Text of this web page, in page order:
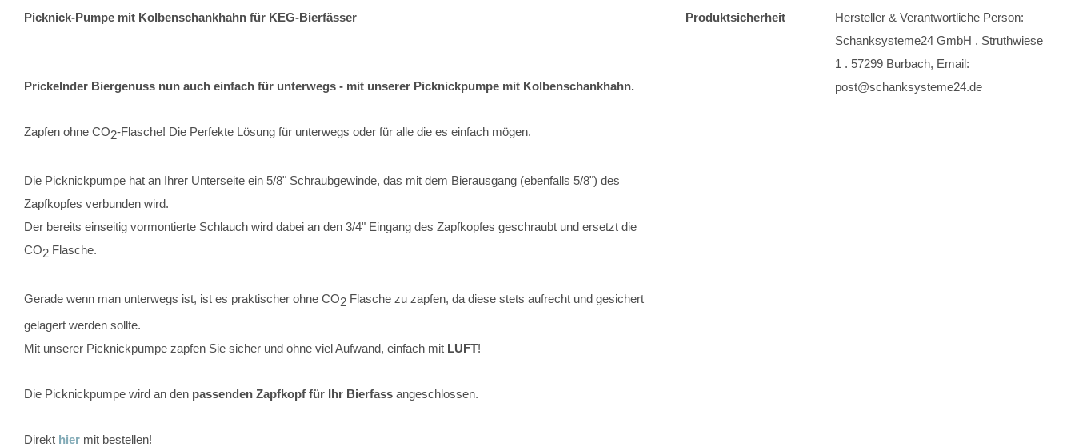
Picknick-Pumpe mit Kolbenschankhahn für KEG-Bierfässer
Prickelnder Biergenuss nun auch einfach für unterwegs - mit unserer Picknickpumpe mit Kolbenschankhahn.
Zapfen ohne CO2-Flasche! Die Perfekte Lösung für unterwegs oder für alle die es einfach mögen.
Die Picknickpumpe hat an Ihrer Unterseite ein 5/8" Schraubgewinde, das mit dem Bierausgang (ebenfalls 5/8") des
Zapfkopfes verbunden wird.
Der bereits einseitig vormontierte Schlauch wird dabei an den 3/4" Eingang des Zapfkopfes geschraubt und ersetzt die
CO2 Flasche.
Gerade wenn man unterwegs ist, ist es praktischer ohne CO2 Flasche zu zapfen, da diese stets aufrecht und gesichert
gelagert werden sollte.
Mit unserer Picknickpumpe zapfen Sie sicher und ohne viel Aufwand, einfach mit LUFT!
Die Picknickpumpe wird an den passenden Zapfkopf für Ihr Bierfass angeschlossen.
Direkt hier mit bestellen!
Produktsicherheit
Hersteller & Verantwortliche Person:
Schanksysteme24 GmbH . Struthwiese
1 . 57299 Burbach, Email:
post@schanksysteme24.de